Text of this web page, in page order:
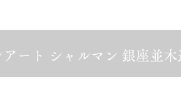
アート シャルマン 銀座並